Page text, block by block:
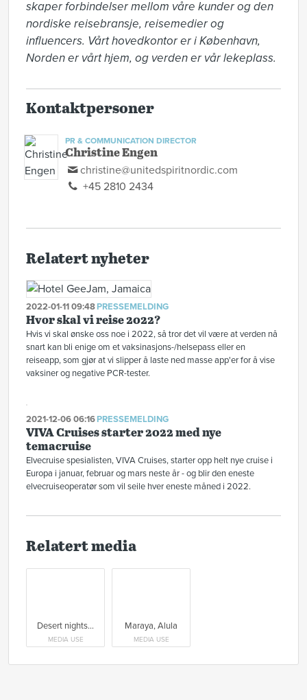
skaper forbindelser mellom våre kunder og den
nordiske reisebransje, reisemedier og
influencers. Vårt hovedkontor er i København,
Norden er vårt hjem, og verden er vår lekeplass.
Kontaktpersoner
PR & COMMUNICATION DIRECTOR
Christine Engen
christine@unitedspiritnordic.com
+45 2810 2434
Relatert nyheter
2022-01-11 09:48PRESSEMELDING
Hvor skal vi reise 2022?
Hvis vi skal ønske oss noe i 2022, så tror det vil være at verden nå
snart kan bli enige om et vaksinasjons-/helsepass eller en
reiseapp, som gjør at vi slipper å laste ned masse app'er for å vise
vaksiner og negative PCR-tester.
2021-12-06 06:16PRESSEMELDING
VIVA Cruises starter 2022 med nye
temacruise
Elvecruise spesialisten, VIVA Cruises, starter opp helt nye cruise i
Europa i januar, februar og mars neste år - og blir den eneste
elvecruiseoperatør som vil seile hver eneste måned i 2022.
Relatert media
Desert nights camp, Oman
MEDIA USE
Maraya, Alula
MEDIA USE